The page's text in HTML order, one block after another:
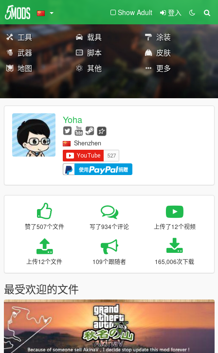
Show Adult 登入
工具 载具
涂装
武器
脚本
皮肤
地图
其他 更多
Yoha
Shenzhen
使用 捐赠
赞了507个文件 写了934个评论 上传了12个视频
上传12个文件 109个跟随者 165,006次下载
最受欢迎的文件